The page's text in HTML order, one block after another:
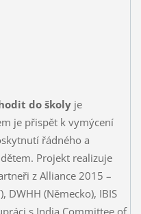
do školyje
je přispět k vymýcení
řádného a
Projekt realizuje
z Alliance 2015 –
DWHH (Německo), IBIS
s India Committee of